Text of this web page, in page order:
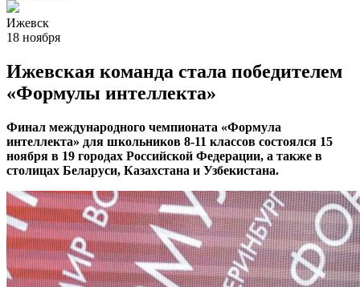
Ижевск
18 ноября
Ижевская команда стала победителем
«Формулы интеллекта»
Финал международного чемпионата «Формула
интеллекта» для школьников 8-11 классов состоялся 15
ноября в 19 городах Российской Федерации, а также в
столицах Беларуси, Казахстана и Узбекистана.